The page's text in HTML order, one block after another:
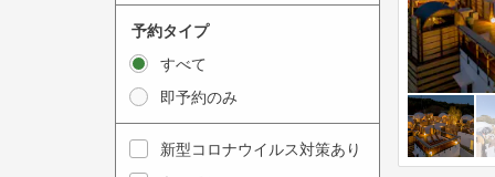
t
h
c
w
i
t
h
t
予約タイプ
すべて
即予約のみ
新型コロナウイルス対策あり